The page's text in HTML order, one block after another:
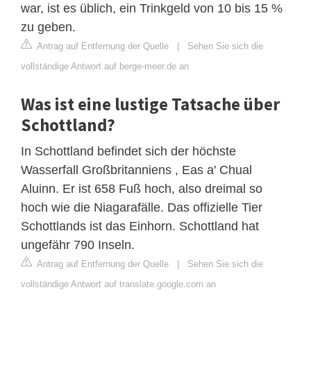
war, ist es üblich, ein Trinkgeld von 10 bis 15 %
zu geben.
Antrag auf Entfernung der Quelle | Sehen Sie sich die
vollständige Antwort auf berge-meer.de an
Was ist eine lustige Tatsache über
Schottland?
In Schottland befindet sich der höchste
Wasserfall Großbritanniens , Eas a' Chual
Aluinn. Er ist 658 Fuß hoch, also dreimal so
hoch wie die Niagarafälle. Das offizielle Tier
Schottlands ist das Einhorn. Schottland hat
ungefähr 790 Inseln.
Antrag auf Entfernung der Quelle | Sehen Sie sich die
vollständige Antwort auf translate.google.com an